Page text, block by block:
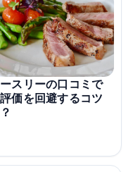
スリーの口コミで
価を回避するコツ